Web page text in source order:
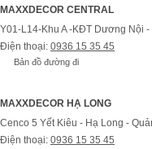
MAXXDECOR CENTRAL
Y01-L14-Khu A -KĐT Dương Nội
Điện thoại: 0936 15 35 45
Bản đồ đường đi
MAXXDECOR HẠ LONG
Cenco 5 Yết Kiêu - Hạ Long -
Điện thoại: 0936 15 35 45